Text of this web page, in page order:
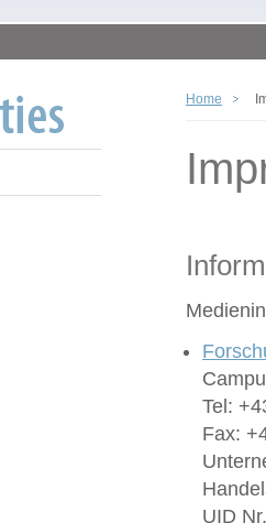
Home
Tel:
Fax:
UID